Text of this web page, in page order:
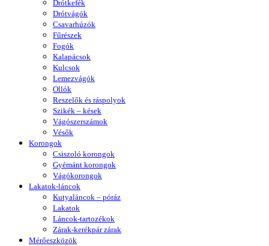
Drótkefék
Drótvágók
Csavarhúzók
Fűrészek
Fogók
Kalapácsok
Kulcsok
Lemezvágók
Ollók
Reszelők és ráspolyok
Szikék – kések
Vágószerszámok
Vésők
Korongok
Csiszoló korongok
Gyémánt korongok
Vágókorongok
Lakatok-láncok
Kutyaláncok – póráz
Lakatok
Láncok-tartozékok
Zárak-kerékpár zárak
Mérőeszközök